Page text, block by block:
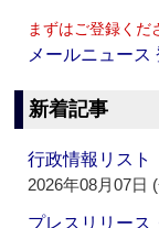
まずはご登録くだ
メールニュース
新着記事
行政情報リス
2026年08月07日
プレスリリー